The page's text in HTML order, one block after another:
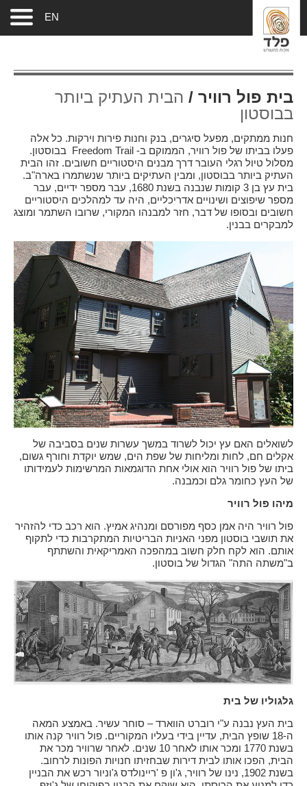
EN
בית פול רוויר / הבית העתיק ביותר
בבוסטון
חנות ממתקים, מפעל סיגרים, בנק וחנות פירות וירקות. כל אלה
פעלו בביתו של פול רוויר, הממוקם ב- Freedom Trail בבוסטון.
מסלול טיול רגלי העובר דרך מבנים היסטוריים חשובים. זהו הבית
העתיק ביותר בבוסטון, ומבין העתיקים ביותר שנשתמרו בארה"ב.
בית עץ בן 3 קומות שנבנה בשנת 1680, עבר מספר ידיים, עבר
מספר שיפוצים ושינויים אדריכליים, היה עד למהלכים היסטוריים
חשובים ובסופו של דבר, חזר למבנהו המקורי, שרובו השתמר ומוצג
למבקרים בבנין.
לשואלים האם עץ יכול לשרוד במשך עשרות שנים בסביבה של
אקלים חם, לחות ומליחות של שפת הים, שמש יוקדת וחורף גשום,
ביתו של פול רוויר הוא אולי אחת הדוגמאות המרשימות לעמידותו
של העץ כחומר גלם וכמבנה.
מיהו פול רוויר
פול רוויר היה אמן כסף מפורסם ומנהיג אמיץ. הוא רכב כדי להזהיר
את תושבי בוסטון מפני האניות הבריטיות המתקרבות כדי לתקוף
אותם. הוא לקח חלק חשוב במהפכה האמריקאית והשתתף
ב"משתה התה" הגדול של בוסטון.
גלגוליו של בית
בית העץ נבנה ע"י רוברט הווארד – סוחר עשיר. באמצע המאה
ה-18 שופץ הבית, עדיין בידי בעליו המקוריים. פול רוויר קנה אותו
בשנת 1770 ומכר אותו לאחר 10 שנים. לאחר שרוויר מכר את
הבית, הפכו אותו לבית דירות שבחזיתו חנויות הפונות לרחוב.
בשנת 1902, נינו של רוויר, ג'ון פ 'ריינולדס ג'וניור רכש את הבניין